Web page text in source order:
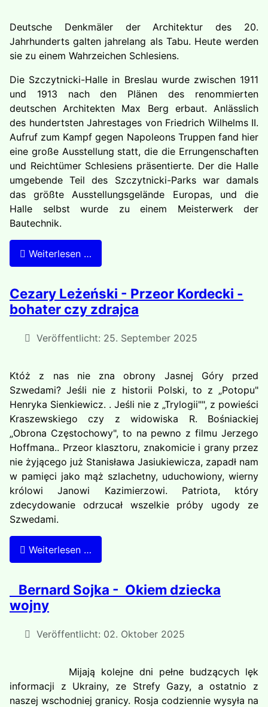
Deutsche Denkmäler der Architektur des 20.
Jahrhunderts galten jahrelang als Tabu. Heute werden
sie zu einem Wahrzeichen Schlesiens.
Die Szczytnicki-Halle in Breslau wurde zwischen 1911
und 1913 nach den Plänen des renommierten
deutschen Architekten Max Berg erbaut. Anlässlich
des hundertsten Jahrestages von Friedrich Wilhelms II.
Aufruf zum Kampf gegen Napoleons Truppen fand hier
eine große Ausstellung statt, die die Errungenschaften
und Reichtümer Schlesiens präsentierte. Der die Halle
umgebende Teil des Szczytnicki-Parks war damals
das größte Ausstellungsgelände Europas, und die
Halle selbst wurde zu einem Meisterwerk der
Bautechnik.
Weiterlesen …
Cezary Leżeński - Przeor Kordecki -
bohater czy zdrajca
Veröffentlicht: 25. September 2025
Któż z nas nie zna obrony Jasnej Góry przed
Szwedami? Jeśli nie z historii Polski, to z „Potopu"
Henryka Sienkiewi­cz. . Jeśli nie z „Trylogii"", z powieści
Kraszewskiego czy z widowiska R. Bośniackiej
„Obrona Częstochowy", to na pewno z filmu Jerzego
Hoffmana.. Przeor klasztoru, znakomicie i grany przez
nie żyjącego już Stanisława Jasiukiewicza, za­padł nam
w pamięci jako mąż szlachetny, uduchowiony, wier­ny
królowi Janowi Kazimierzo­wi. Patriota, który
zdecydowa­nie odrzucał wszelkie próby ugody ze
Szwedami.
Weiterlesen …
Bernard Sojka - Okiem dziecka
wojny
Veröffentlicht: 02. Oktober 2025
Mijają kolejne dni pełne budzących lęk
informacji z Ukrainy, ze Strefy Gazy, a ostatnio z
naszej wschodniej granicy. Rosja codziennie wysyła na